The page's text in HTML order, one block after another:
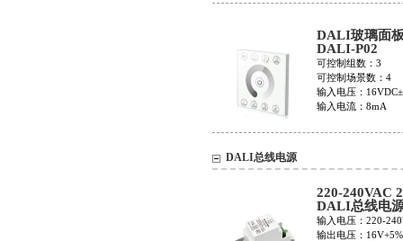
DALI玻璃面
DALI-P02
可控制组数：3
可控制场景数：4
输入电压：
输入电流：8mA
DALI总线电源
220-240VAC
DALI总线电
输入电压：220-
输出电压：16V+5%